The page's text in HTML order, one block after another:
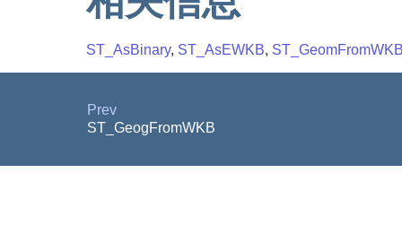
ST_AsBinary, ST_AsEWKB,
Prev
ST_GeogFromWKB